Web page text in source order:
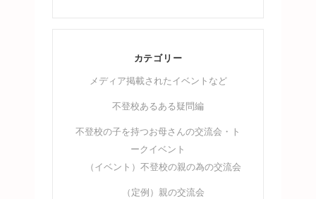
カテゴリー
メディア掲載されたイベントなど
不登校あるある疑問編
不登校の子を持つお母さんの交流会・ト
ークイベント
（イベント）不登校の親の為の交流会
（定例）親の交流会